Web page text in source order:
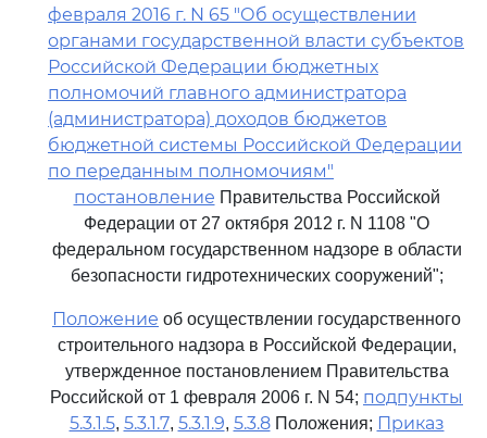
февраля 2016 г. N 65 "Об осуществлении
органами государственной власти субъектов
Российской Федерации бюджетных
полномочий главного администратора
(администратора) доходов бюджетов
бюджетной системы Российской Федерации
по переданным полномочиям"
постановление Правительства Российской
Федерации от 27 октября 2012 г. N 1108 "О
федеральном государственном надзоре в области
безопасности гидротехнических сооружений";
Положение об осуществлении государственного
строительного надзора в Российской Федерации,
утвержденное постановлением Правительства
Российской от 1 февраля 2006 г. N 54; подпункты
5.3.1.5, 5.3.1.7, 5.3.1.9, 5.3.8Положения; Приказ